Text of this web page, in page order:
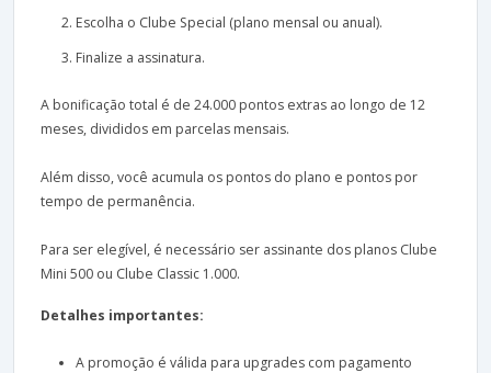
Escolha o Clube Special (plano mensal ou anual).
Finalize a assinatura.
A bonificação total é de 24.000 pontos extras ao longo de 12
meses, divididos em parcelas mensais.
Além disso, você acumula os pontos do plano e pontos por
tempo de permanência.
Para ser elegível, é necessário ser assinante dos planos Clube
Mini 500 ou Clube Classic 1.000.
Detalhes importantes:
A promoção é válida para upgrades com pagamento